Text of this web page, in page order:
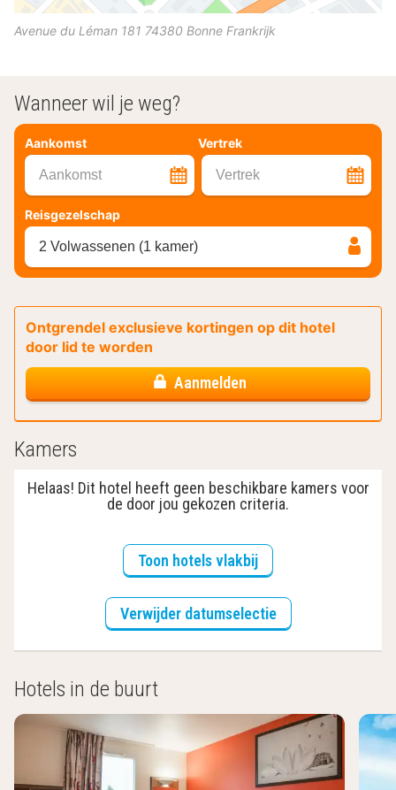
Avenue du Léman 181 74380 Bonne Frankrijk
Wanneer wil je weg?
Aankomst Vertrek
Aankomst Vertrek
Reisgezelschap
2 Volwassenen (1 kamer)
Ontgrendel exclusieve kortingen op dit hotel
door lid te worden
Aanmelden
Kamers
Helaas! Dit hotel heeft geen beschikbare kamers voor
de door jou gekozen criteria.
Toon hotels vlakbij
Verwijder datumselectie
Hotels in de buurt